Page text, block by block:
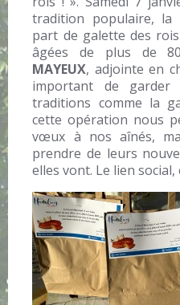
tradition populaire,
part de galette des
âgées de plus de
MAYEUX, adjointe en
important de
traditions comme la
cette opération nous
vœux à nos aînés,
prendre de leurs
elles vont. Le lien social,